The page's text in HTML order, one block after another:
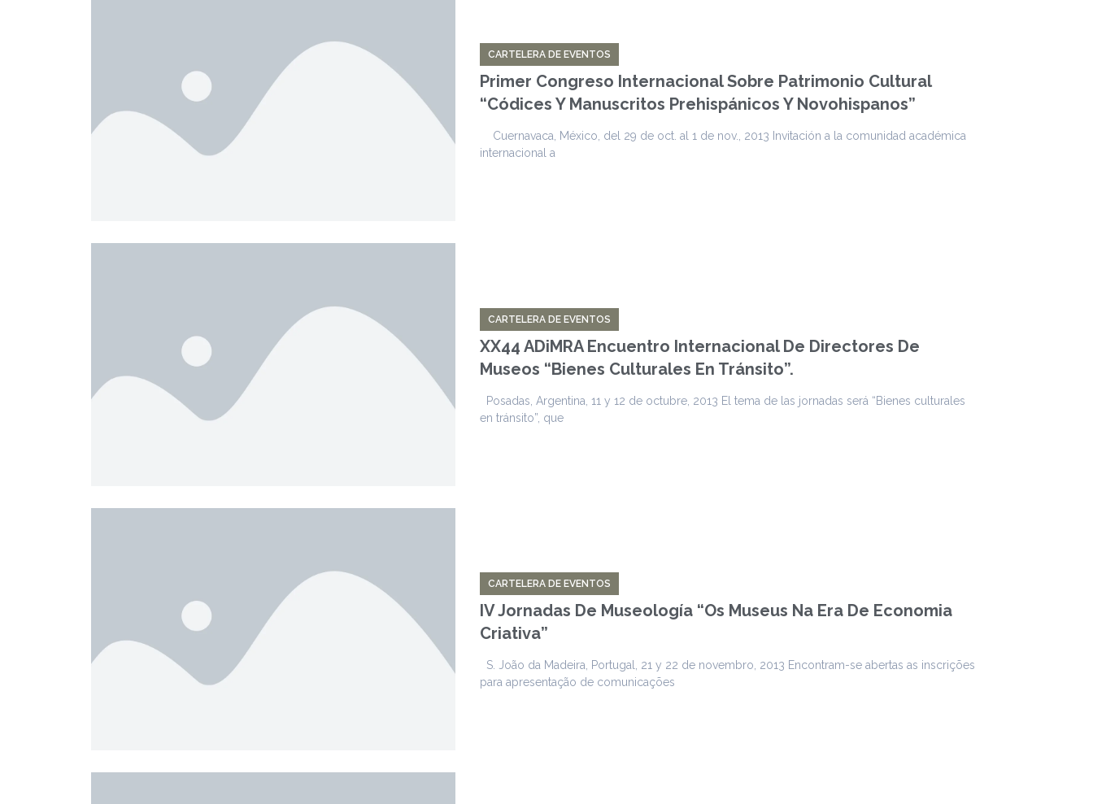
CARTELERA DE EVENTOS
Primer Congreso Internacional Sobre Patrimonio Cultural
“Códices Y Manuscritos Prehispánicos Y Novohispanos”
Cuernavaca, México, del 29 de oct. al 1 de nov., 2013 Invitación a la comunidad académica
internacional a
CARTELERA DE EVENTOS
XX44 ADiMRA Encuentro Internacional De Directores De
Museos “Bienes Culturales En Tránsito”.
Posadas, Argentina, 11 y 12 de octubre, 2013 El tema de las jornadas será “Bienes culturales
en tránsito”, que
CARTELERA DE EVENTOS
IV Jornadas De Museología “os Museus Na Era De Economia
Criativa”
S. João da Madeira, Portugal, 21 y 22 de novembro, 2013 Encontram-se abertas as inscrições
para apresentação de comunicações